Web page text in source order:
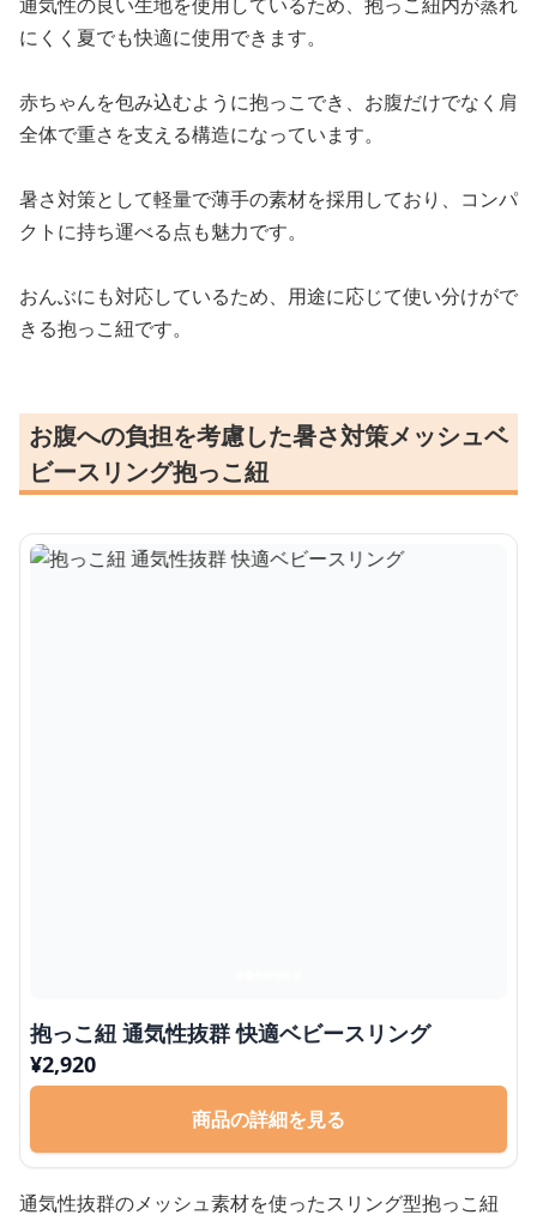
にくく夏でも快適に使用できます。
赤ちゃんを包み込むように抱っこでき、お腹だけでなく肩
全体で重さを支える構造になっています。
暑さ対策として軽量で薄手の素材を採用しており、コンパ
クトに持ち運べる点も魅力です。
おんぶにも対応しているため、用途に応じて使い分けがで
きる抱っこ紐です。
お腹への負担を考慮した暑さ対策メッシュベ
ビースリング抱っこ紐
抱っこ紐 通気性抜群 快適ベビースリング
¥2,920
商品の詳細を見る
通気性抜群のメッシュ素材を使ったスリング型抱っこ紐